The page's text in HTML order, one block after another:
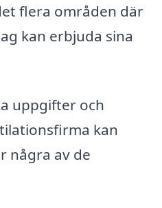
flera områden där
kan erbjuda sina
uppgifter och
kan
några av de